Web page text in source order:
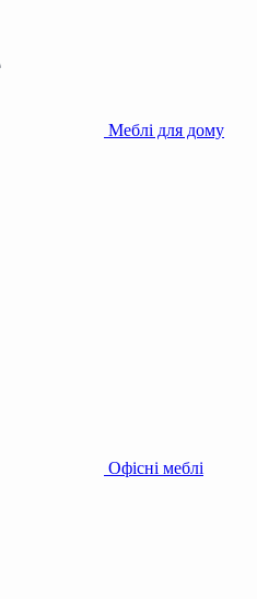
Меблі для дому
Офісні меблі